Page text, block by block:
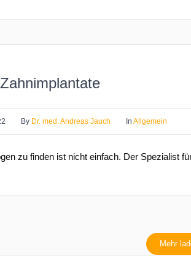
By Dr. med. Andreas Jauch InAllgemein
zu finden ist nicht einfach. Der Spezialist
Mehr